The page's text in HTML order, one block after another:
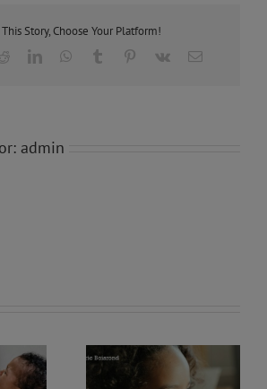
Story, Choose Your Platform!
RedditLinkedInWhatsApp
Tumblr Pinterest
Vk Email
admin